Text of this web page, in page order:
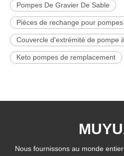
Pompes De Gravier De Sable
Pièces de rechange pour
Couvercle d'extrémité de pompe
Keto pompes de remplacement
Nous fournissons au monde